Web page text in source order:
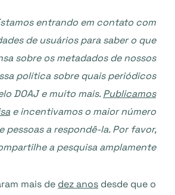
entrando em contato com
de usuários para saber o que
sobre os metadados de nossos
política sobre quais periódicos
DOAJ e muito mais.Publicamos
e incentivamos o maior número
pessoas a respondê-la. Por favor,
a pesquisa amplamente!
mais de dez anos desde que o